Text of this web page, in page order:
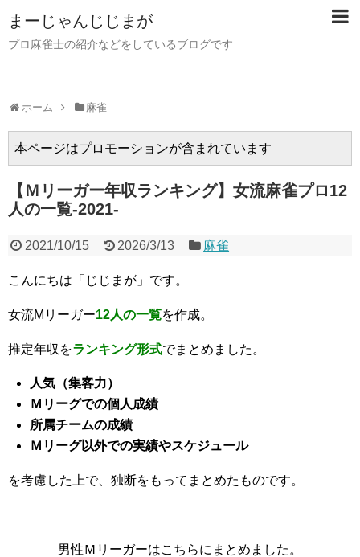
まーじゃんじじまが
プロ麻雀士の紹介などをしているブログです
ホーム 麻雀
本ページはプロモーションが含まれています
【Ｍリーガー年収ランキング】女流麻雀プロ12
人の一覧-2021-
2021/10/15 2026/3/13 麻雀
こんにちは「じじまが」です。
女流Mリーガー12人の一覧を作成。
推定年収をランキング形式でまとめました。
人気（集客力）
Ｍリーグでの個人成績
所属チームの成績
Ｍリーグ以外での実績やスケジュール
を考慮した上で、独断をもってまとめたものです。
男性Ｍリーガーはこちらにまとめました。